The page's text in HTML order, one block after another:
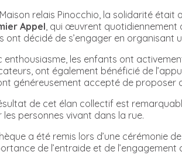
relais Pinocchio, la solidarité
Appel , qui œuvrent
ont décidé de s’engager en organisant
enthousiasme, les enfants ont
ont également bénéficié de
généreusement accepté de proposer
de cet élan collectif est
les personnes vivant dans la rue.
a été remis lors d’une cérémonie
de l’entraide et de